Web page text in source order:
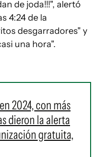
de joda!!!", alertó
4:24 de la
desgarradores" y
una hora".
2024, con más
dieron la alerta
gratuita,